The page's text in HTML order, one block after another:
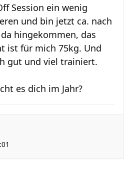
Session ein wenig
und bin jetzt ca. nach
hingekommen, das
ist für mich 75kg. Und
gut und viel trainiert.
es dich im Jahr?